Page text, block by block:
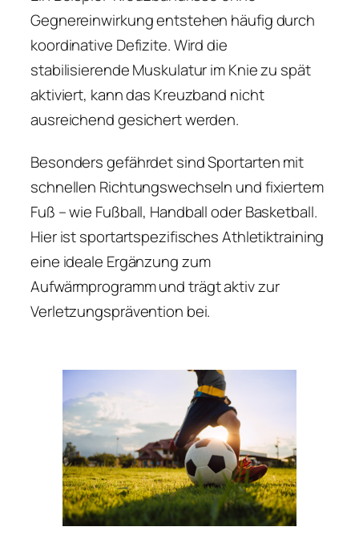
Gegnereinwirkung entstehen häufig durch
koordinative Defizite. Wird die
stabilisierende Muskulatur im Knie zu spät
aktiviert, kann das Kreuzband nicht
ausreichend gesichert werden.
Besonders gefährdet sind Sportarten mit
schnellen Richtungswechseln und fixiertem
Fuß – wie Fußball, Handball oder Basketball.
Hier ist sportartspezifisches Athletiktraining
eine ideale Ergänzung zum
Aufwärmprogramm und trägt aktiv zur
Verletzungsprävention bei.